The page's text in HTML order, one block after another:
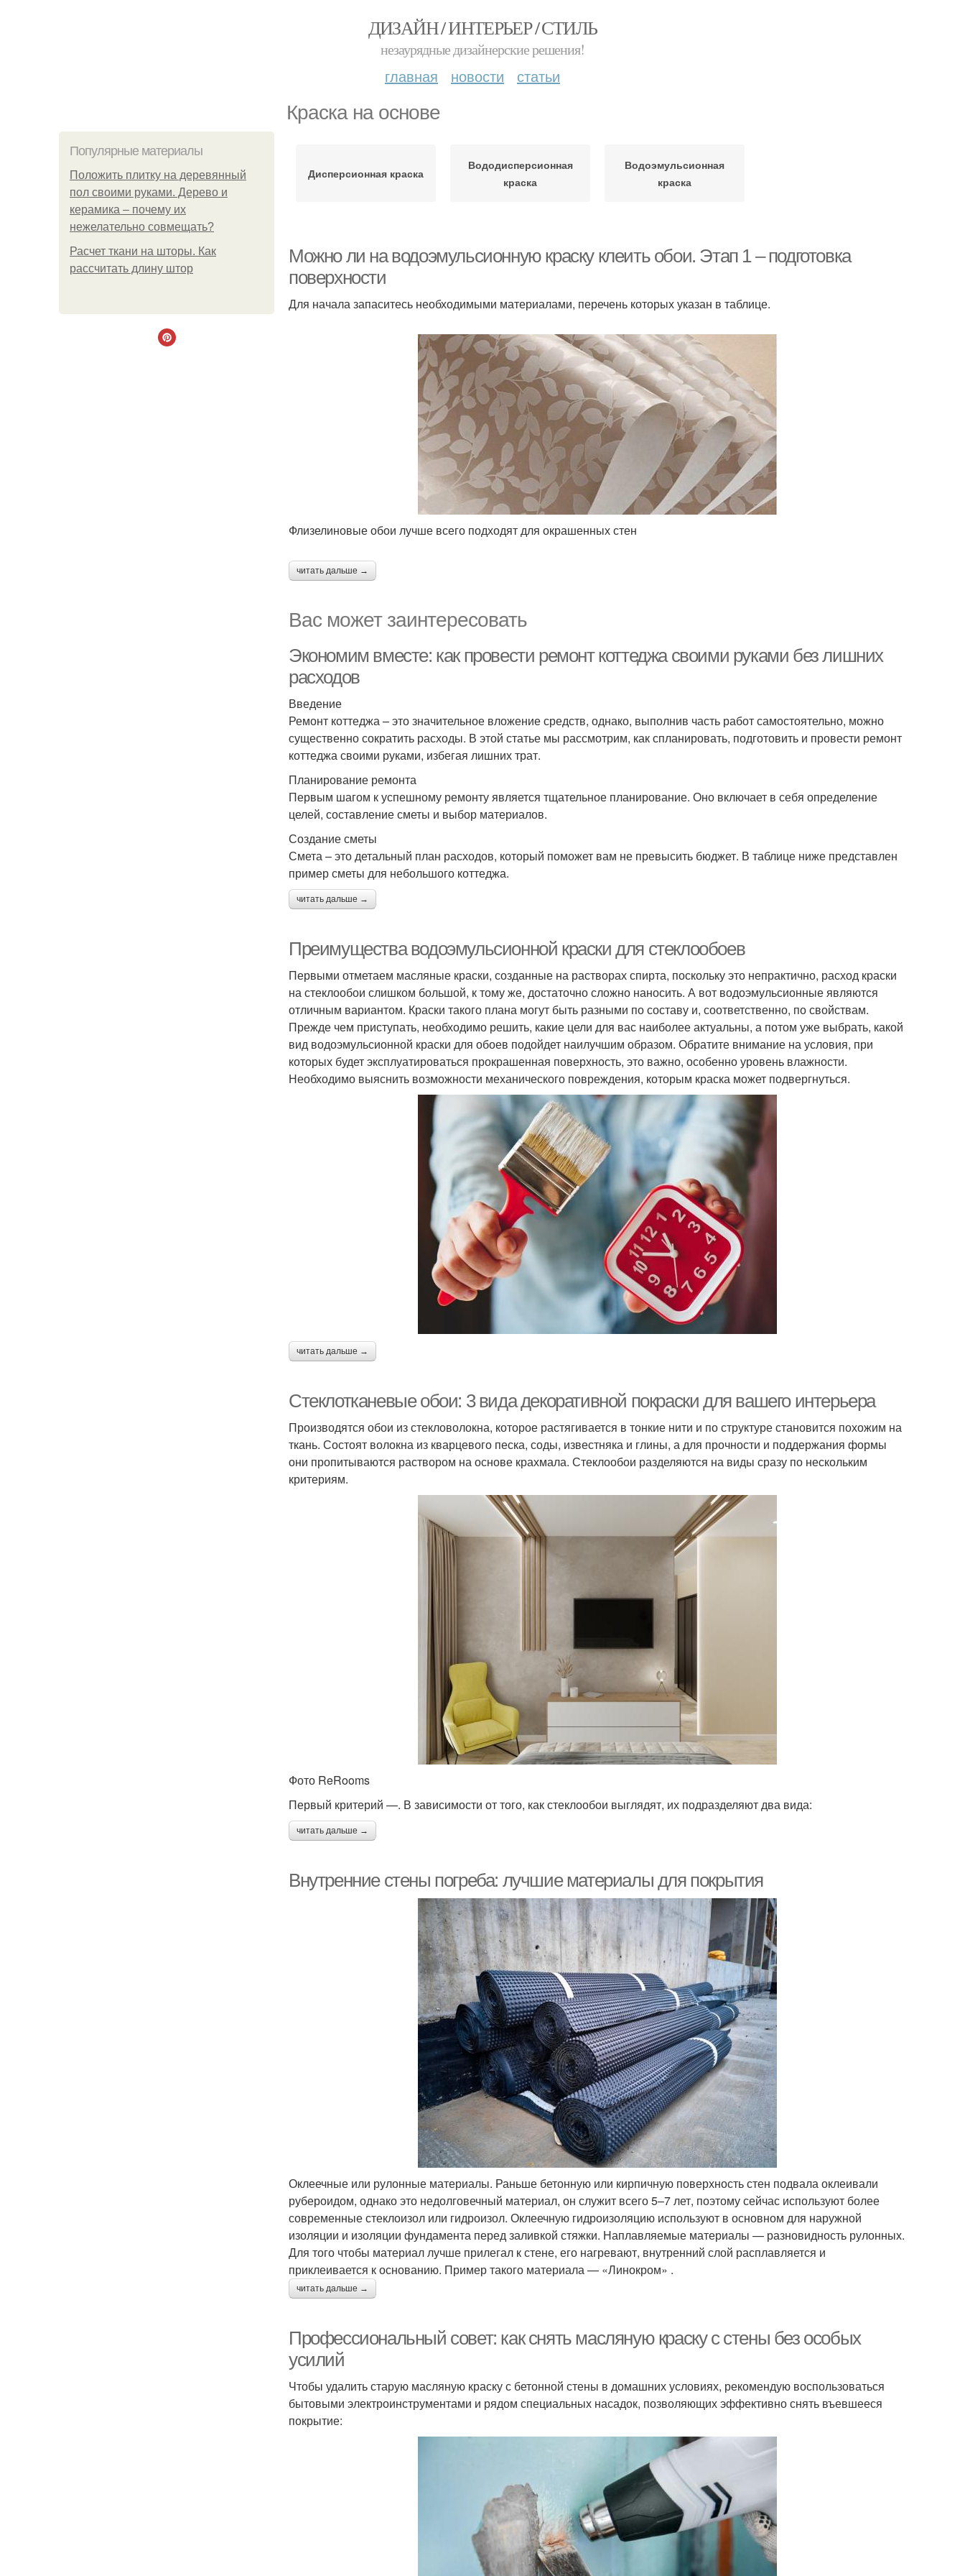
ДИЗАЙН / ИНТЕРЬЕР / СТИЛЬ
незаурядные дизайнерские решения!
главная новости статьи
Краска на основе
Популярные материалы
Положить плитку на деревянный
пол своими руками. Дерево и
керамика – почему их
нежелательно совмещать?
Расчет ткани на шторы. Как
рассчитать длину штор
Дисперсионная краска
Вододисперсионная
краска
Водоэмульсионная
краска
Можно ли на водоэмульсионную краску клеить обои. Этап 1 – подготовка
поверхности
Для начала запаситесь необходимыми материалами, перечень которых указан в таблице.
Флизелиновые обои лучше всего подходят для окрашенных стен
читать дальше →
Вас может заинтересовать
Экономим вместе: как провести ремонт коттеджа своими руками без лишних
расходов
Введение
Ремонт коттеджа – это значительное вложение средств, однако, выполнив часть работ самостоятельно, можно
существенно сократить расходы. В этой статье мы рассмотрим, как спланировать, подготовить и провести ремонт
коттеджа своими руками, избегая лишних трат.
Планирование ремонта
Первым шагом к успешному ремонту является тщательное планирование. Оно включает в себя определение
целей, составление сметы и выбор материалов.
Создание сметы
Смета – это детальный план расходов, который поможет вам не превысить бюджет. В таблице ниже представлен
пример сметы для небольшого коттеджа.
читать дальше →
Преимущества водоэмульсионной краски для стеклообоев
Первыми отметаем масляные краски, созданные на растворах спирта, поскольку это непрактично, расход краски
на стеклообои слишком большой, к тому же, достаточно сложно наносить. А вот водоэмульсионные являются
отличным вариантом. Краски такого плана могут быть разными по составу и, соответственно, по свойствам.
Прежде чем приступать, необходимо решить, какие цели для вас наиболее актуальны, а потом уже выбрать, какой
вид водоэмульсионной краски для обоев подойдет наилучшим образом. Обратите внимание на условия, при
которых будет эксплуатироваться прокрашенная поверхность, это важно, особенно уровень влажности.
Необходимо выяснить возможности механического повреждения, которым краска может подвергнуться.
читать дальше →
Стеклотканевые обои: 3 вида декоративной покраски для вашего интерьера
Производятся обои из стекловолокна, которое растягивается в тонкие нити и по структуре становится похожим на
ткань. Состоят волокна из кварцевого песка, соды, известняка и глины, а для прочности и поддержания формы
они пропитываются раствором на основе крахмала. Стеклообои разделяются на виды сразу по нескольким
критериям.
Фото ReRooms
Первый критерий —. В зависимости от того, как стеклообои выглядят, их подразделяют два вида:
читать дальше →
Внутренние стены погреба: лучшие материалы для покрытия
Оклеечные или рулонные материалы. Раньше бетонную или кирпичную поверхность стен подвала оклеивали
рубероидом, однако это недолговечный материал, он служит всего 5–7 лет, поэтому сейчас используют более
современные стеклоизол или гидроизол. Оклеечную гидроизоляцию используют в основном для наружной
изоляции и изоляции фундамента перед заливкой стяжки. Наплавляемые материалы — разновидность рулонных.
Для того чтобы материал лучше прилегал к стене, его нагревают, внутренний слой расплавляется и
приклеивается к основанию. Пример такого материала — «Линокром» .
читать дальше →
Профессиональный совет: как снять масляную краску с стены без особых
усилий
Чтобы удалить старую масляную краску с бетонной стены в домашних условиях, рекомендую воспользоваться
бытовыми электроинструментами и рядом специальных насадок, позволяющих эффективно снять въевшееся
покрытие: